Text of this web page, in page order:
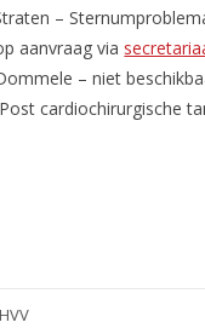
–
aanvraag via
– niet
cardiochirurgische